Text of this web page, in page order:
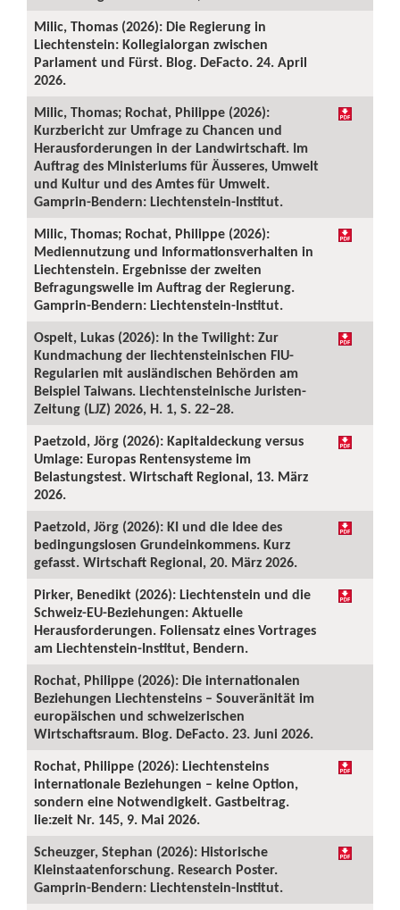
Milic, Thomas (2026): Die Regierung in
Liechtenstein: Kollegialorgan zwischen
Parlament und Fürst. Blog. DeFacto. 24. April
2026.
Milic, Thomas; Rochat, Philippe (2026):
Kurzbericht zur Umfrage zu Chancen und
Herausforderungen in der Landwirtschaft. Im
Auftrag des Ministeriums für Äusseres, Umwelt
und Kultur und des Amtes für Umwelt.
Gamprin-Bendern: Liechtenstein-Institut.
Milic, Thomas; Rochat, Philippe (2026):
Mediennutzung und Informationsverhalten in
Liechtenstein. Ergebnisse der zweiten
Befragungswelle im Auftrag der Regierung.
Gamprin-Bendern: Liechtenstein-Institut.
Ospelt, Lukas (2026): In the Twilight: Zur
Kundmachung der liechtensteinischen FIU-
Regularien mit ausländischen Behörden am
Beispiel Taiwans. Liechtensteinische Juristen-
Zeitung (LJZ) 2026, H. 1, S. 22–28.
Paetzold, Jörg (2026): Kapitaldeckung versus
Umlage: Europas Rentensysteme im
Belastungstest. Wirtschaft Regional, 13. März
2026.
Paetzold, Jörg (2026): KI und die Idee des
bedingungslosen Grundeinkommens. Kurz
gefasst. Wirtschaft Regional, 20. März 2026.
Pirker, Benedikt (2026): Liechtenstein und die
Schweiz-EU-Beziehungen: Aktuelle
Herausforderungen. Foliensatz eines Vortrages
am Liechtenstein-Institut, Bendern.
Rochat, Philippe (2026): Die internationalen
Beziehungen Liechtensteins – Souveränität im
europäischen und schweizerischen
Wirtschaftsraum. Blog. DeFacto. 23. Juni 2026.
Rochat, Philippe (2026): Liechtensteins
internationale Beziehungen – keine Option,
sondern eine Notwendigkeit. Gastbeitrag.
lie:zeit Nr. 145, 9. Mai 2026.
Scheuzger, Stephan (2026): Historische
Kleinstaatenforschung. Research Poster.
Gamprin-Bendern: Liechtenstein-Institut.